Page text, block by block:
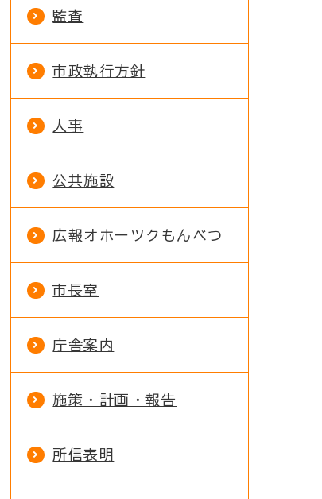
監査
市政執行方針
人事
公共施設
広報オホーツクもんべつ
市長室
庁舎案内
施策・計画・報告
所信表明